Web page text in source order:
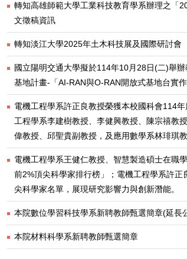
轉知高雄師範大學工業科技教育學系辦理之
文徵稿資訊
轉知淡江大學2025年土木科技展及國際研討會
國立陽明交通大學擬於114年10月28日(二)舉
基地計畫-「AI-RAN與O-RAN開放式基地台實作
電機工程學系許正良教授榮獲本校國科會114
工程學系李建樹教授、李健興教授、陳宗禧教
偉教授、邱聖貴副教授，及應用數學系林琲琪
電機工程學系王健仁教授、智慧製造碩士在職
前2%頂尖科學家排行榜」；電機工程學系許
尖科學家名單，展現研究影響力與創新潛能。
本院數位學習科技學系新聘教師甄選簡章(延長
本院材料科學系新聘教師甄選簡章